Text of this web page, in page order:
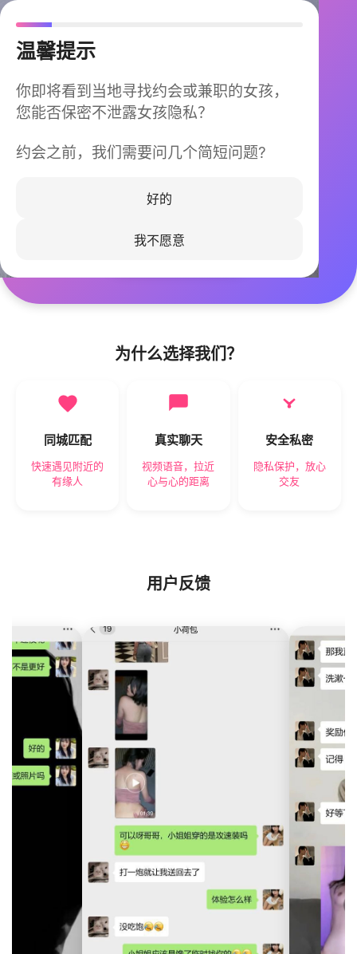
温馨提示
你即将看到当地寻找约会或兼职的女孩，
您能否保密不泄露女孩隐私？
约会之前，我们需要问几个简短问题?
好的
我不愿意
今晚不再孤单
同城快速匹配，马上认识身边的TA
立即下载
为什么选择我们？
同城匹配
快速遇见附近的
有缘人
真实聊天
视频语音，拉近
心与心的距离
安全私密
隐私保护，放心
交友
用户反馈